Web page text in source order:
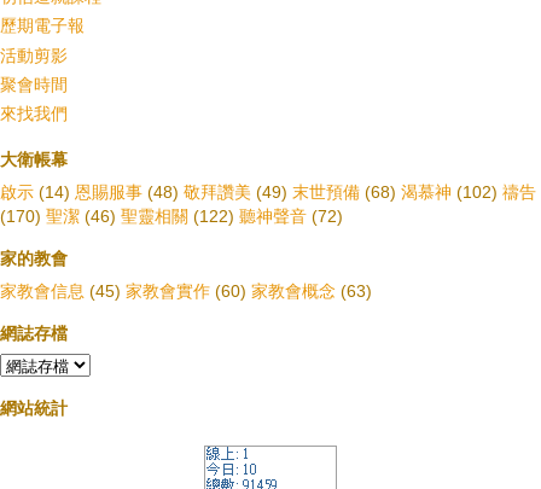
歷期電子報
活動剪影
聚會時間
來找我們
大衛帳幕
啟示 (14) 恩賜服事 (48) 敬拜讚美 (49) 末世預備 (68) 渴慕神 (102) 禱告
(170) 聖潔 (46) 聖靈相關 (122) 聽神聲音 (72)
家的教會
家教會信息 (45) 家教會實作 (60) 家教會概念 (63)
網誌存檔
網站統計